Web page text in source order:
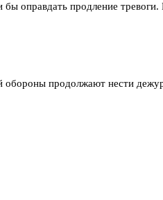
оправдать продление
обороны продолжают нести